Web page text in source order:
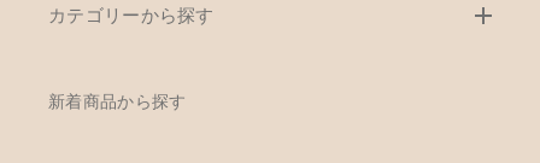
カテゴリーから探す
新着商品から探す